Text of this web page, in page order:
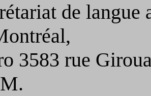
de
3583 rue